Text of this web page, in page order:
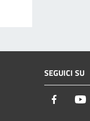
SEGUICI SU
Facebook